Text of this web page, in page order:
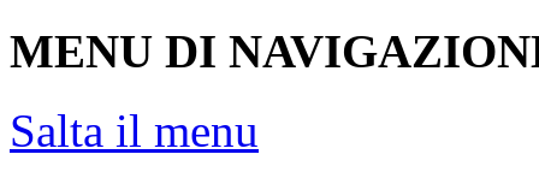
MENU DI
Salta il menu